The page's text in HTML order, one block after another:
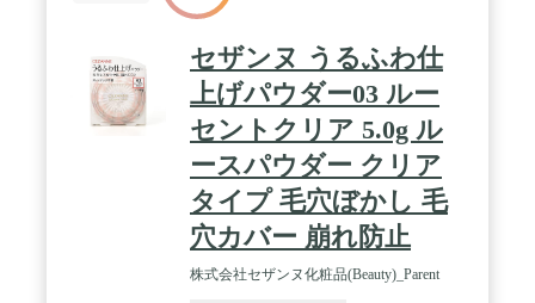
セザンヌ うるふわ仕
上げパウダー03 ルー
セントクリア 5.0g ル
ースパウダー クリア
タイプ 毛穴ぼかし 毛
穴カバー 崩れ防止
株式会社セザンヌ化粧品(Beauty)_Parent